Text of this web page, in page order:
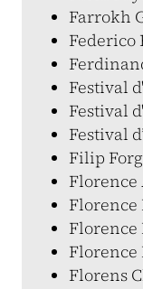
Farrokh
Federico
Festival
Festival
Festival
Filip
Florence
Florence
Florence
Florence
Florens